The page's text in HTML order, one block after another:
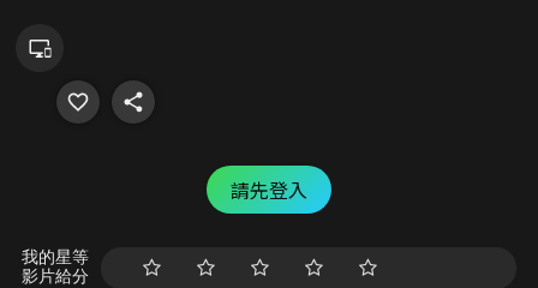
請先登入
我的星等
影片給分